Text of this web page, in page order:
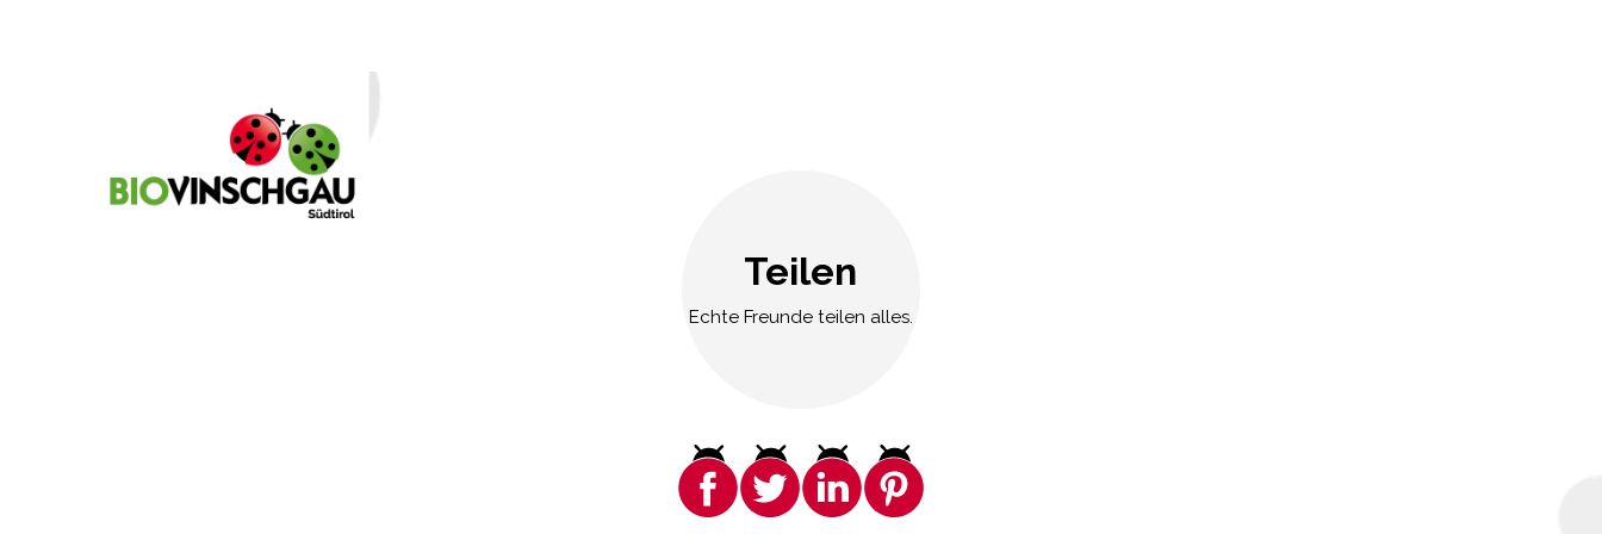
Teilen
Echte Freunde teilen alles.